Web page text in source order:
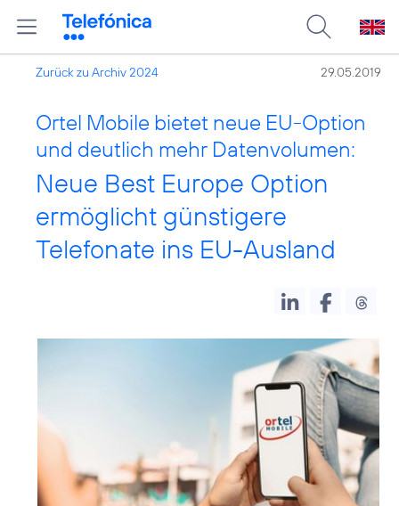
Zurück zu Archiv 2024 29.05.2019
Ortel Mobile bietet neue EU-Option
und deutlich mehr Datenvolumen:
Neue Best Europe Option
ermöglicht günstigere
Telefonate ins EU-Ausland